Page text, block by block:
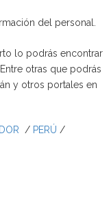
del personal.
lo podrás encontrar
otras que podrás
y otros portales en
/ PERÚ /